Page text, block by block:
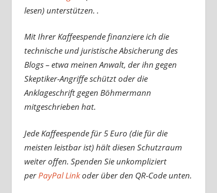
lesen) unterstützen. .
Mit Ihrer Kaffeespende finanziere ich die
technische und juristische Absicherung des
Blogs – etwa meinen Anwalt, der ihn gegen
Skeptiker-Angriffe schützt oder die
Anklageschrift gegen Böhmermann
mitgeschrieben hat.
Jede Kaffeespende für 5 Euro (die für die
meisten leistbar ist) hält diesen Schutzraum
weiter offen. Spenden Sie unkompliziert
perPayPal Linkoder über den QR-Code unten.